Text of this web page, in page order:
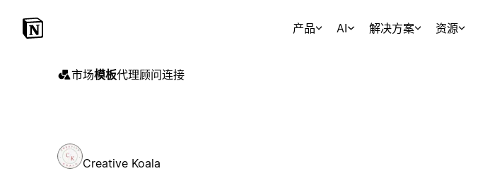
产品 AI 解决方案 资源
市场模板代理顾问连接
Creative Koala